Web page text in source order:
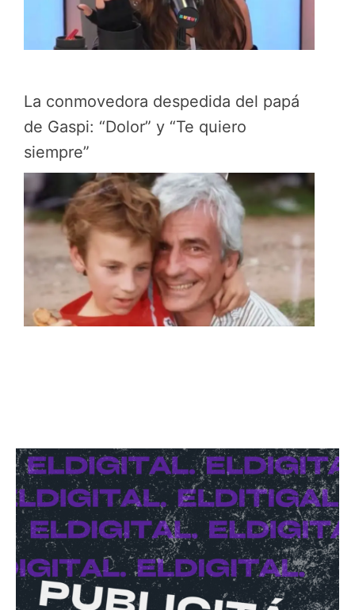
La conmovedora despedida del papá
de Gaspi: “Dolor” y “Te quiero
siempre”